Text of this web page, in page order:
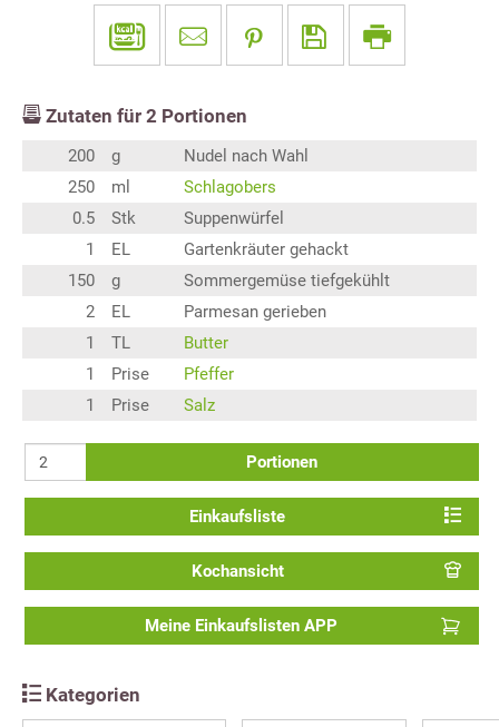
Zutaten für 2 Portionen
200 g
Nudel nach Wahl
250
ml
Schlagobers
0.5
Stk
Suppenwürfel
1
EL
Gartenkräuter gehackt
150
g
Sommergemüse tiefgekühlt
2
EL
Parmesan gerieben
1
TL
Butter
1
Prise
Pfeffer
1
Prise Salz
Portionen
Einkaufsliste
Kochansicht
Meine Einkaufslisten APP
Kategorien